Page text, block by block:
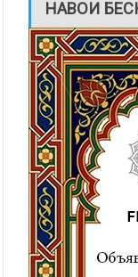
НАВОИ